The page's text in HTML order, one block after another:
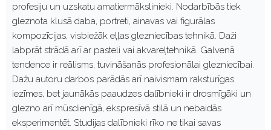
profesiju un uzskatu amatiermākslinieki. Nodarbībās tiek
gleznota klusā daba, portreti, ainavas vai figurālas
kompozīcijas, visbiežāk eļļas glezniecības tehnikā. Daži
labprāt strādā arī ar pasteli vai akvareļtehnikā. Galvenā
tendence ir reālisms, tuvināšanās profesionālai glezniecībai.
Dažu autoru darbos parādās arī naivismam raksturīgas
iezīmes, bet jaunākās paaudzes dalībnieki ir drosmīgāki un
glezno arī mūsdienīgā, ekspresīvā stilā un nebaidās
eksperimentēt. Studijas dalībnieki rīko ne tikai savas